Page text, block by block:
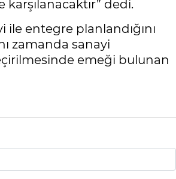
dedi.
ile entegre planlandığını
zamanda sanayi
emeği bulunan